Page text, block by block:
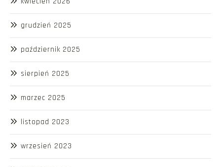
grudzień 2025
październik 2025
sierpień 2025
marzec 2025
listopad 2023
wrzesień 2023